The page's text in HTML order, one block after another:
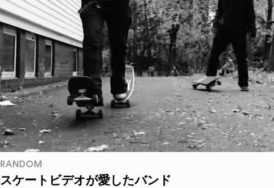
RANDOM
スケートビデオが愛したバンド